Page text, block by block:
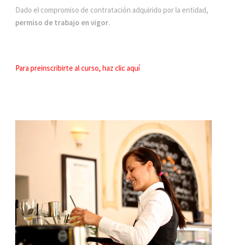
Dado el compromiso de contratación adquirido por la entidad,
permiso de trabajo en vigor.
Para preinscribirte al curso, haz clic aquí